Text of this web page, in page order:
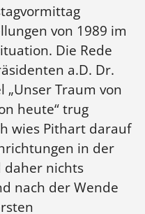
von 1989 im
Die Rede
a.D. Dr.
Traum von
heute“ trug
wies Pithart darauf
in der
nichts
nach der Wende